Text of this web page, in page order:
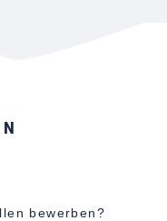
bewerben?